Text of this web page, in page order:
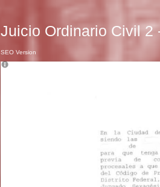
Juicio Ordinario Civil 2
SEO Version